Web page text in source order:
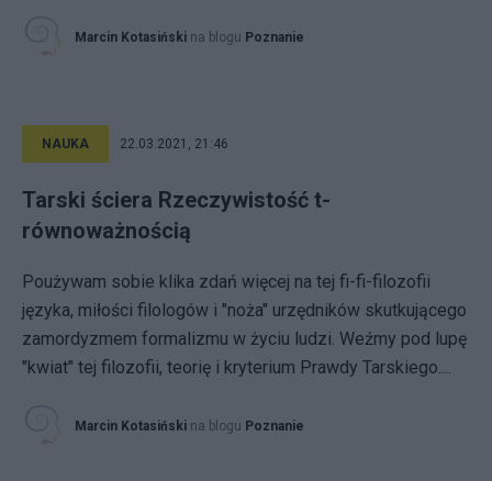
Marcin Kotasiński na blogu Poznanie
NAUKA 22.03.2021, 21:46
Tarski ściera Rzeczywistość t-
równoważnością
Poużywam sobie klika zdań więcej na tej fi-fi-filozofii
języka, miłości filologów i "noża" urzędników skutkującego
zamordyzmem formalizmu w życiu ludzi. Weźmy pod lupę
"kwiat" tej filozofii, teorię i kryterium Prawdy Tarskiego....
Marcin Kotasiński na blogu Poznanie